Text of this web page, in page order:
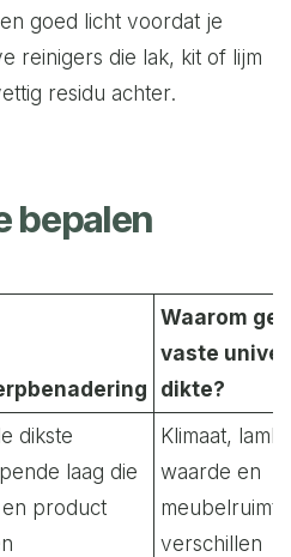
goed licht voordat je
reinigers die lak, kit of lijm
residu achter.
bepalen
Waarom
vaste
dikte?
dikste
laag die
product
Klimaat,
waarde en
meubelruimte
verschillen